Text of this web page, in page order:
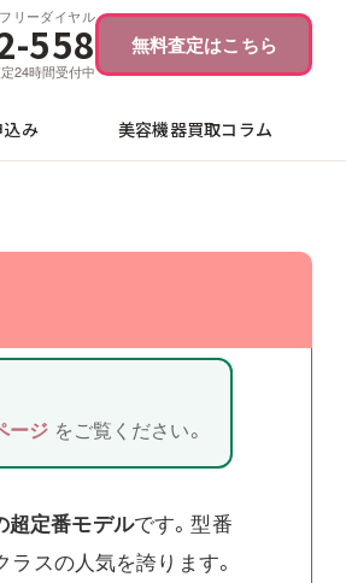
リーダイヤル
558
24時間受付中
無料査定はこちら
込み 美容機器買取コラム
ージ をご覧ください。
超定番モデルです。型番
スの人気を誇ります。